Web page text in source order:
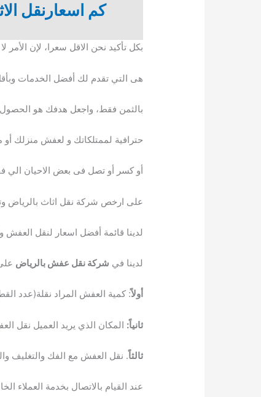
كم اسعارنقل
بكل تأكيد نحن الاقل سعرا، لإن
هى التي تقدم لك أفضل الخدمات
بالثمن فقط، واجعل هدفك هو الحصول
حترافية لممتلكاتك و لعفش منزلك
أو كسر أو تصل فى بعض الاحيان الي
على ارخص شركة نقل اثاث بالرياض
لدينا قائمة أفضل اسعار لنقل العفش
لدينا في شركة نقل عفش بالرياض
أولاً: كمية العفش المراد نقلة(عدد
ثانياً: المكان الذي يريد العميل نقل
ثالثاً. نقل العفش مع الفك والتغليف
عند القيام بالاتصال بخدمة العملاء